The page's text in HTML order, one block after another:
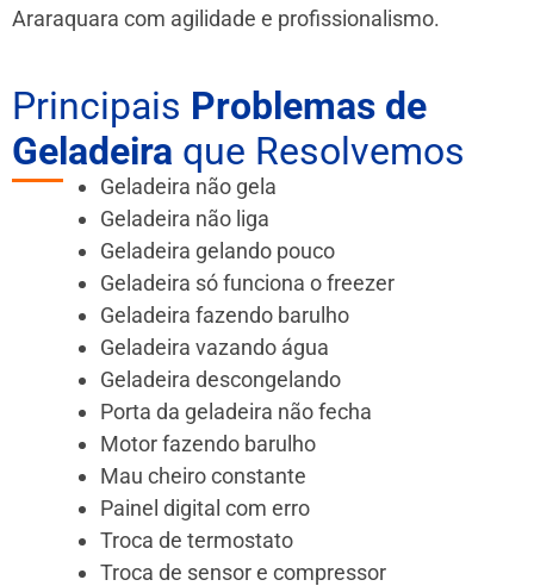
Araraquara com agilidade e profissionalismo.
Principais Problemas de
Geladeira que Resolvemos
Geladeira não gela
Geladeira não liga
Geladeira gelando pouco
Geladeira só funciona o freezer
Geladeira fazendo barulho
Geladeira vazando água
Geladeira descongelando
Porta da geladeira não fecha
Motor fazendo barulho
Mau cheiro constante
Painel digital com erro
Troca de termostato
Troca de sensor e compressor